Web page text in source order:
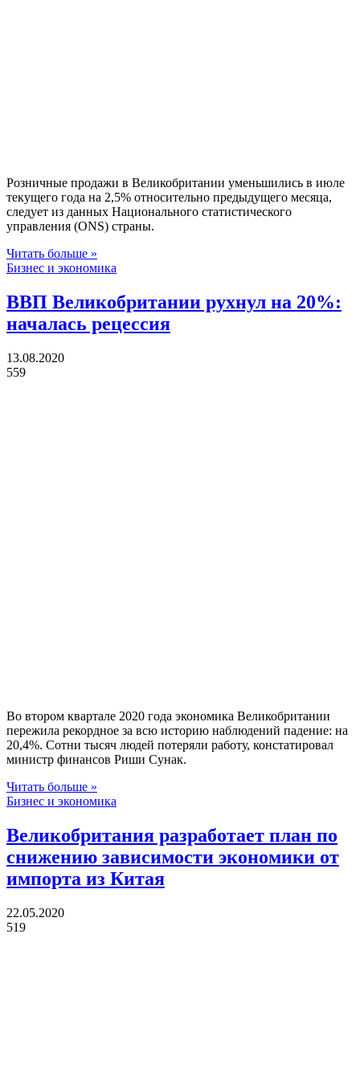
Розничные продажи в Великобритании уменьшились в июле
текущего года на 2,5% относительно предыдущего месяца,
следует из данных Национального статистического
управления (ONS) страны.
Читать больше »
Бизнес и экономика
ВВП Великобритании рухнул на 20%:
началась рецессия
13.08.2020
559
Во втором квартале 2020 года экономика Великобритании
пережила рекордное за всю историю наблюдений падение: на
20,4%. Сотни тысяч людей потеряли работу, констатировал
министр финансов Риши Сунак.
Читать больше »
Бизнес и экономика
Великобритания разработает план по
снижению зависимости экономики от
импорта из Китая
22.05.2020
519